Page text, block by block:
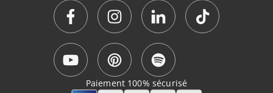
Paiement 100% sécurisé